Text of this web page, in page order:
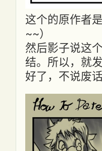
这个的原作者
~~）
然后影子说这
结。所以，就
好了，不说废